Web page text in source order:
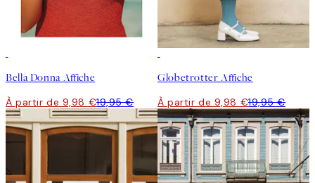
Bella Donna Affiche
À partir de 9,98 €19,95 €
Globetrotter Affiche
À partir de 9,98 €19,95 €